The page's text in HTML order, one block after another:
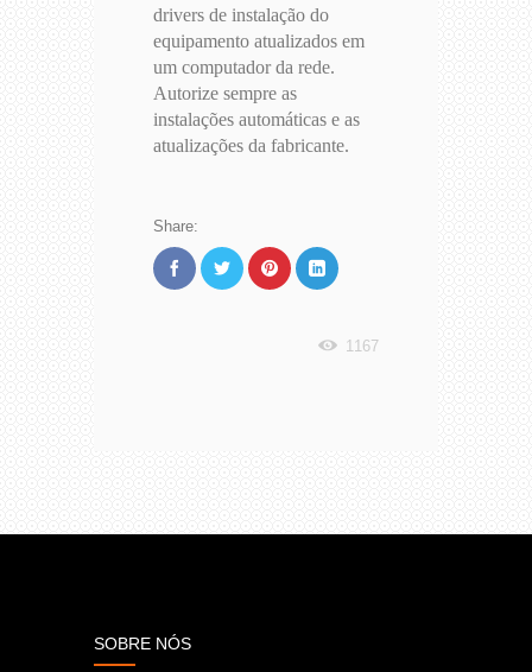
drivers de instalação do
equipamento atualizados em
um computador da rede.
Autorize sempre as
instalações automáticas e as
atualizações da fabricante.
Share:
1167
SOBRE NÓS